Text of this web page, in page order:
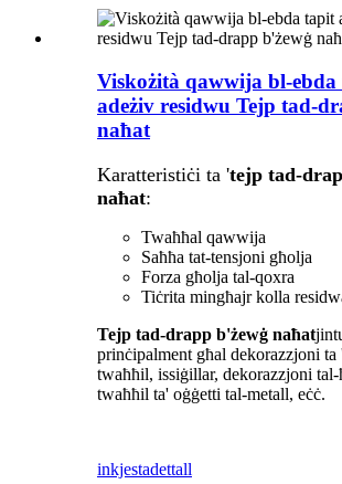
Viskożità qawwija bl-
adeżiv residwu Tejp tad-
naħat
Karatteristiċi ta 'tejp tad-
naħat:
Twaħħal qawwija
Saħħa tat-tensjoni għolja
Forza għolja tal-qoxra
Tiċrita mingħajr kolla
Tejp tad-drapp b'żewġ naħat
prinċipalment għal dekorazzjoni ta
twaħħil, issiġillar, dekorazzjoni
twaħħil ta' oġġetti tal-metall, eċċ.
inkjestadettall